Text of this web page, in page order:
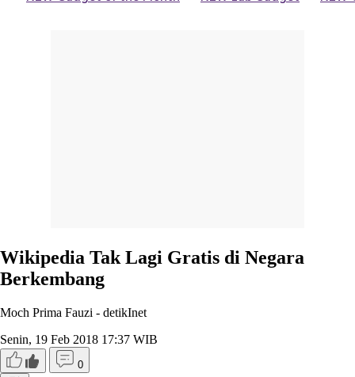
Wikipedia Tak Lagi Gratis di Negara
Berkembang
Moch Prima Fauzi - detikInet
Senin, 19 Feb 2018 17:37 WIB
0